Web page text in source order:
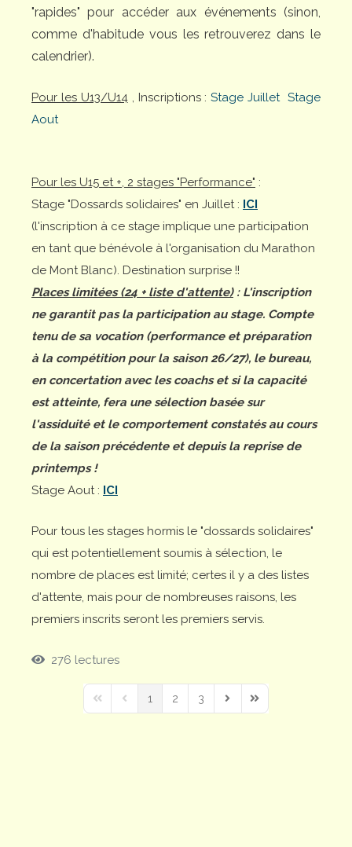
"rapides" pour accéder aux événements (sinon,
comme d'habitude vous les retrouverez dans le
calendrier).
Pour les U13/U14, Inscriptions :Stage Juillet Stage
Aout
Pour les U15 et +, 2 stages "Performance" :
Stage "Dossards solidaires" en Juillet : ICI
(l'inscription à ce stage implique une participation
en tant que bénévole à l'organisation du Marathon
de Mont Blanc). Destination surprise !!
Places limitées (24 + liste d'attente): L'inscription
ne garantit pas la participation au stage. Compte
tenu de sa vocation (performance et préparation
à la compétition pour la saison 26/27), le bureau,
en concertation avec les coachs et si la capacité
est atteinte, fera une sélection basée sur
l'assiduité et le comportement constatés au cours
de la saison précédente et depuis la reprise de
printemps !
Stage Aout : ICI
Pour tous les stages hormis le "dossards solidaires"
qui est potentiellement soumis à sélection, le
nombre de places est limité; certes il y a des listes
d'attente, mais pour de nombreuses raisons, les
premiers inscrits seront les premiers servis.
276 lectures
First PagePrevious Page
1 2 3
Next PageLast Page